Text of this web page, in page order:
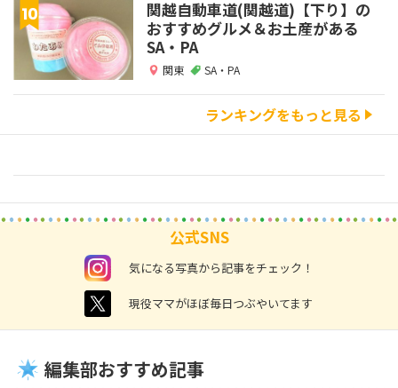
関越自動車道(関越道)【下り】の
おすすめグルメ＆お土産がある
SA・PA
関東 SA・PA
ランキングをもっと見る
公式SNS
instagram 気になる写真から記事をチェック！
twitter 現役ママがほぼ毎日つぶやいてます
編集部おすすめ記事